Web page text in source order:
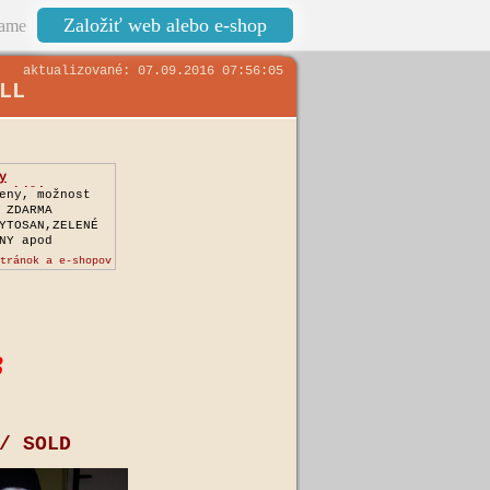
Založiť web alebo e-shop
aktualizované: 07.09.2016 07:56:05
možnost
apod
a e-shopov